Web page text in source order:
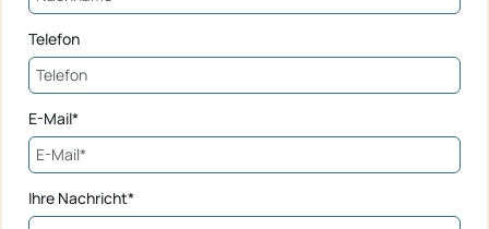
Telefon
E-Mail*
Ihre Nachricht*